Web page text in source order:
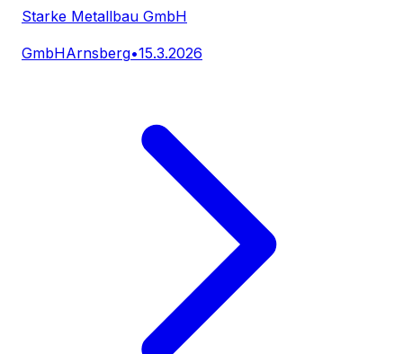
Starke Metallbau GmbH
GmbHArnsberg•15.3.2026